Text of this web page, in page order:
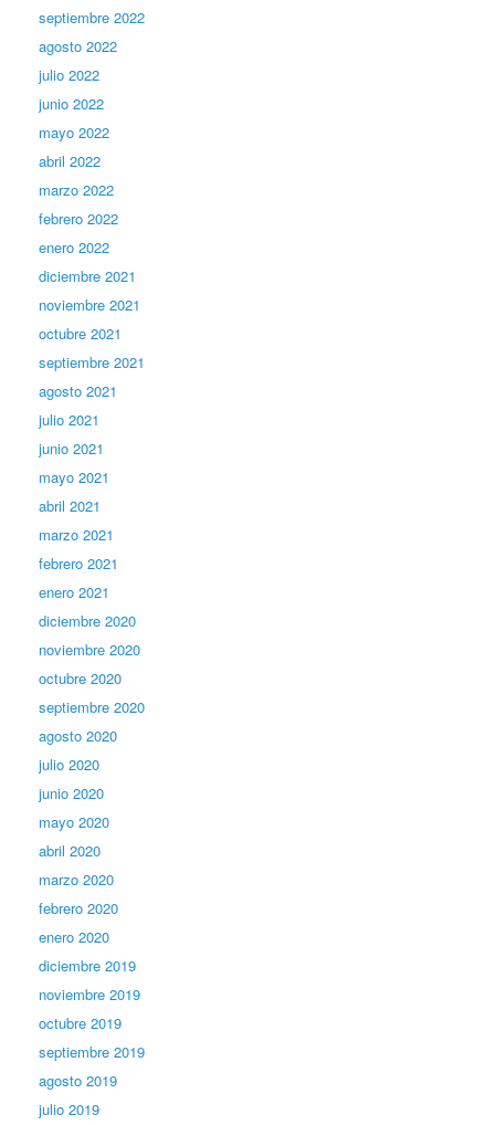
septiembre 2022
agosto 2022
julio 2022
junio 2022
mayo 2022
abril 2022
marzo 2022
febrero 2022
enero 2022
diciembre 2021
noviembre 2021
octubre 2021
septiembre 2021
agosto 2021
julio 2021
junio 2021
mayo 2021
abril 2021
marzo 2021
febrero 2021
enero 2021
diciembre 2020
noviembre 2020
octubre 2020
septiembre 2020
agosto 2020
julio 2020
junio 2020
mayo 2020
abril 2020
marzo 2020
febrero 2020
enero 2020
diciembre 2019
noviembre 2019
octubre 2019
septiembre 2019
agosto 2019
julio 2019